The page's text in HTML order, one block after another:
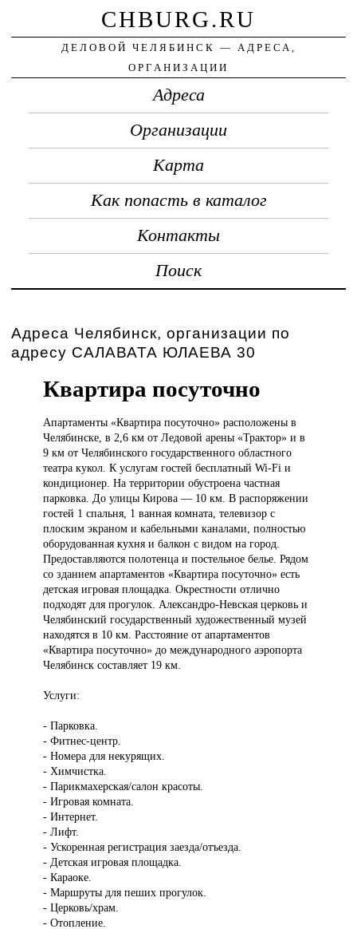
CHBURG.RU
ДЕЛОВОЙ ЧЕЛЯБИНСК — АДРЕСА,
ОРГАНИЗАЦИИ
Адреса
Организации
Карта
Как попасть в каталог
Контакты
Поиск
Адреса Челябинск, организации по
адресу САЛАВАТА ЮЛАЕВА 30
Квартира посуточно
Апартаменты «Квартирапосуточно» расположены в
Челябинске, в 2,6 км от Ледовой арены «Трактор» и в
9 км от Челябинского государственного областного
театра кукол. К услугам гостей бесплатный Wi-Fi и
кондиционер. На территории обустроена частная
парковка. До улицы Кирова — 10 км. В распоряжении
гостей 1 спальня, 1 ванная комната, телевизор с
плоским экраном и кабельными каналами, полностью
оборудованная кухня и балкон с видом на город.
Предоставляются полотенца и постельное белье. Рядом
со зданием апартаментов «Квартира посуточно» есть
детская игровая площадка. Окрестности отлично
подходят для прогулок. Александро-Невская церковь и
Челябинский государственный художественный музей
находятся в 10 км. Расстояние от апартаментов
«Квартира посуточно» до международного аэропорта
Челябинск составляет 19 км.
Услуги:
- Парковка.
- Фитнес-центр.
- Номера для некурящих.
- Химчистка.
- Парикмахерская/салон красоты.
- Игровая комната.
- Интернет.
- Лифт.
- Ускоренная регистрация заезда/отъезда.
- Детская игровая площадка.
- Караоке.
- Маршруты для пеших прогулок.
- Церковь/храм.
- Отопление.